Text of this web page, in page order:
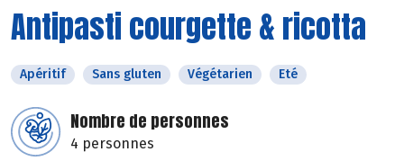
Antipasti courgette & ricotta
Apéritif Sans gluten Végétarien Eté
Nombre de personnes
4 personnes